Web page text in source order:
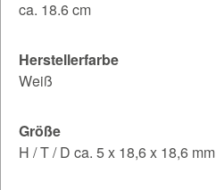
ca. 18.6 cm
Herstellerfarbe
Weiß
Größe
H / T / D ca. 5 x 18,6 x 18,6 mm